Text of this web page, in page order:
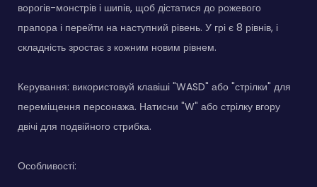
ворогів-монстрів і шипів, щоб дістатися до рожевого
прапора і перейти на наступний рівень. У грі є 8 рівнів, і
складність зростає з кожним новим рівнем.
Керування: використовуй клавіші "WASD" або "стрілки" для
переміщення персонажа. Натисни "W" або стрілку вгору
двічі для подвійного стрибка.
Особливості: